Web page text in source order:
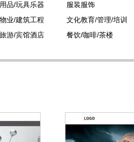
品/玩具乐器 服装服饰
业/建筑工程 文化教育/管理/培训
游/宾馆酒店 餐饮/咖啡/茶楼